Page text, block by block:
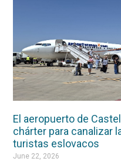
El aeropuerto de
chárter para canalizar
turistas eslovacos
June 22, 2026